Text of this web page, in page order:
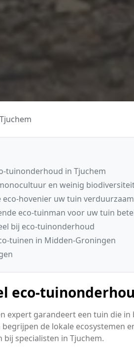
Tjuchem
tuinonderhoud in Tjuchem
en weinig
eco-hovenier uw tuin
eco-tuinman voor uw tuin
bij eco-tuinonderhoud
tuinen in Midden-Groningen
eco-
expert garandeert een tuin die in
de lokale ecosystemen
specialisten in Tjuchem.